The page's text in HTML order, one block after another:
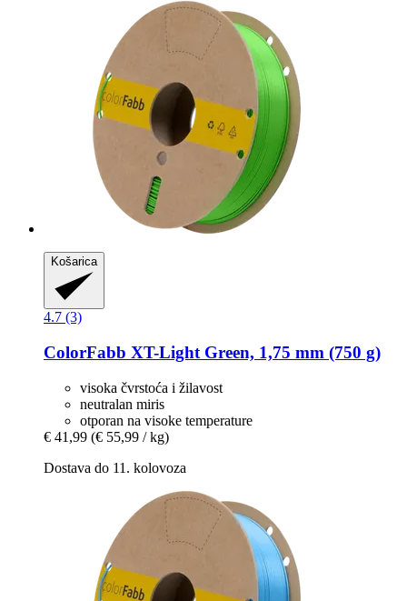
Košarica
4.7 (3)
ColorFabb XT-​Light Green, 1,75 mm (750 g)
visoka čvrstoća i žilavost
neutralan miris
otporan na visoke temperature
€ 41,99 (€ 55,99 / kg)
Dostava do 11. kolovoza